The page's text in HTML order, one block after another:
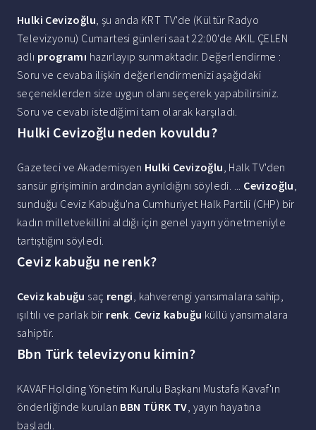
Hulki Cevizoğlu, şu anda KRT TV'de (Kültür Radyo
Televizyonu) Cumartesi günleri saat 22:00'de AKIL ÇELEN
adlı programı hazırlayıp sunmaktadır. Değerlendirme :
Soru ve cevaba ilişkin değerlendirmenizi aşağıdaki
seçeneklerden size uygun olanı seçerek yapabilirsiniz.
Soru ve cevabı istediğimi tam olarak karşıladı.
Hulki Cevizoğlu neden kovuldu?
Gazeteci ve Akademisyen Hulki Cevizoğlu, Halk TV'den
sansür girişiminin ardından ayrıldığını söyledi. ... Cevizoğlu,
sunduğu Ceviz Kabuğu'na Cumhuriyet Halk Partili (CHP) bir
kadın milletvekillini aldığı için genel yayın yönetmeniyle
tartıştığını söyledi.
Ceviz kabuğu ne renk?
Ceviz kabuğu saç rengi, kahverengi yansımalara sahip,
ışıltılı ve parlak bir renk. Ceviz kabuğu küllü yansımalara
sahiptir.
Bbn Türk televizyonu kimin?
KAVAF Holding Yönetim Kurulu Başkanı Mustafa Kavaf'ın
önderliğinde kurulan BBN TÜRK TV, yayın hayatına
başladı.